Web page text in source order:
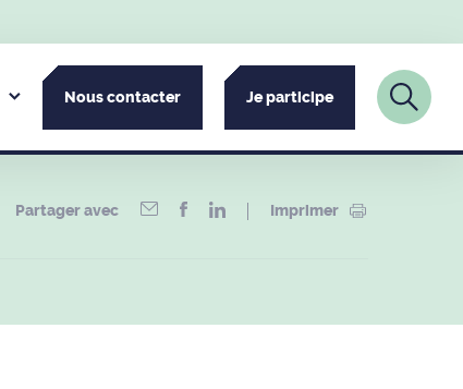
Nous contacter Je participe
Partager avec Imprimer